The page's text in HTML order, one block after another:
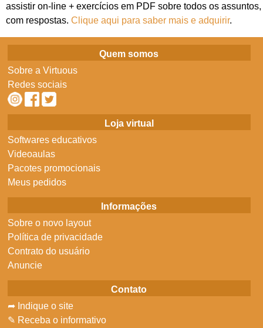
assistir on-line + exercícios em PDF sobre todos os assuntos,
com respostas. Clique aqui para saber mais e adquirir.
Quem somos
Sobre a Virtuous
Redes sociais
Loja virtual
Softwares educativos
Videoaulas
Pacotes promocionais
Meus pedidos
Informações
Sobre o novo layout
Política de privacidade
Contrato do usuário
Anuncie
Contato
➦ Indique o site
✎ Receba o informativo